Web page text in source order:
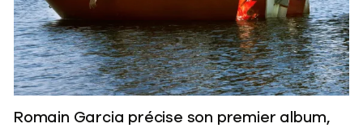
Romain Garcia précise son premier album,